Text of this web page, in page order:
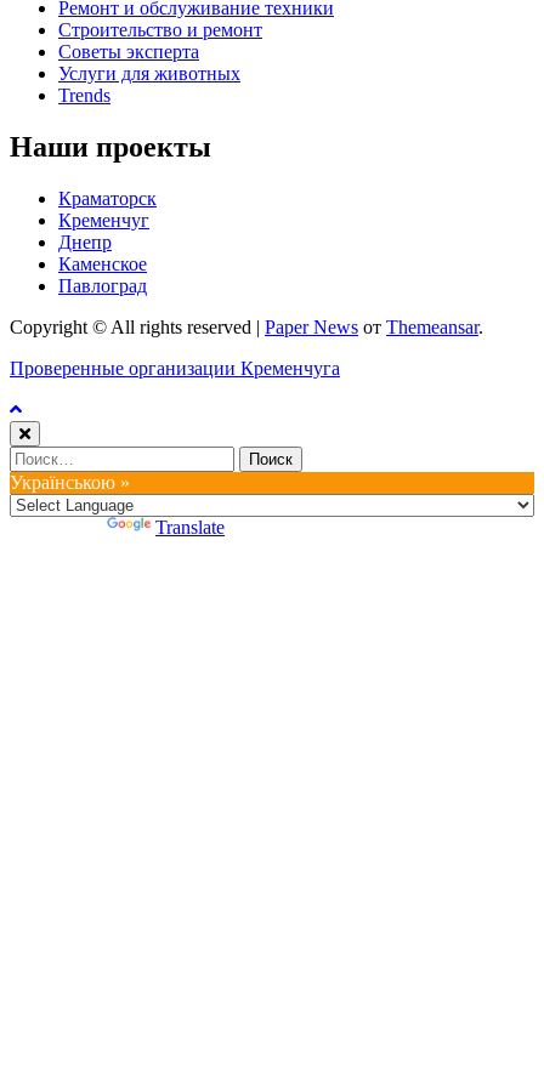
Ремонт и обслуживание техники
Строительство и ремонт
Советы эксперта
Услуги для животных
Trends
Наши проекты
Краматорск
Кременчуг
Днепр
Каменское
Павлоград
Copyright © All rights reserved | Paper News от Themeansar.
Проверенные организации Кременчуга
Найти:
Українською »
Translate